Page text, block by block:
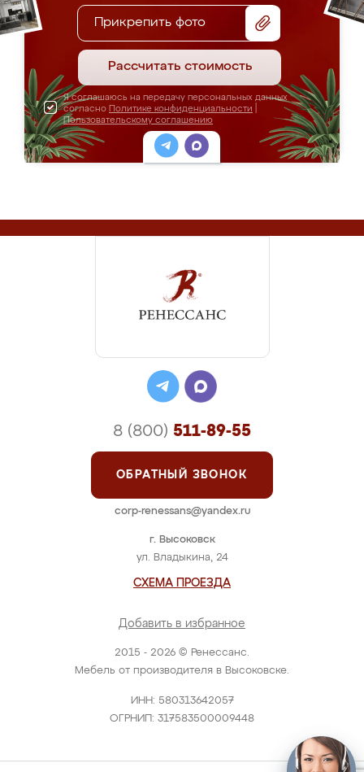
Прикрепить фото
Рассчитать стоимость
Я соглашаюсь на передачу персональных данных
согласно Политике конфиденциальности
Пользовательскому соглашению
2015 - 2026 © Ренессанс.
Мебель от производителя в Высоковске.
ИНН: 580313642057
ОГРНИП: 317583500009448
г. Высоковск
ул. Владыкина, 24
СХЕМА ПРОЕЗДА
Добавить в избранное
8 (800) 511-89-55
ОБРАТНЫЙ ЗВОНОК
corp-renessans@yandex.ru